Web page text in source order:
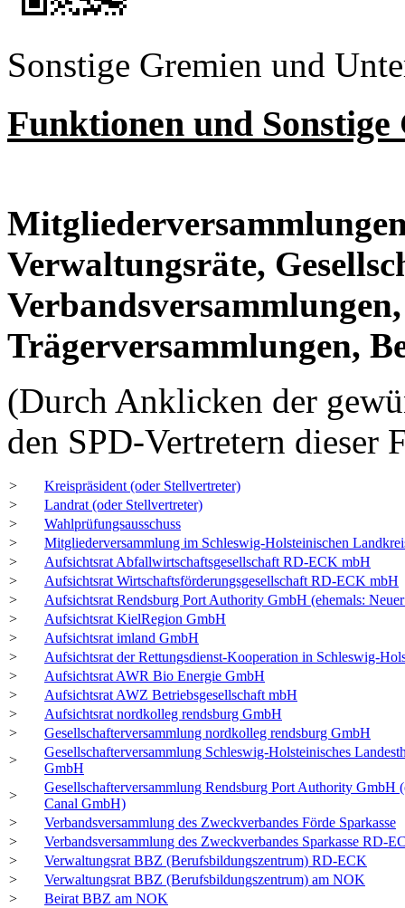
Sonstige Gremien und
Funktionen und Sonstige
Verwaltungsräte,
Trägerversammlungen,
(Durch Anklicken der
den SPD-Vertretern dieser
>
Kreispräsident (oder Stellvertreter)
>
Landrat (oder Stellvertreter)
>
Wahlprüfungsausschuss
>
Mitgliederversammlung im Schleswig-Holsteinischen
>
Aufsichtsrat Abfallwirtschaftsgesellschaft RD-ECK mbH
>
Aufsichtsrat Wirtschaftsförderungsgesellschaft RD-ECK mbH
>
Aufsichtsrat Rendsburg Port Authority GmbH (ehemals:
>
Aufsichtsrat KielRegion GmbH
>
Aufsichtsrat imland GmbH
>
Aufsichtsrat der Rettungsdienst-Kooperation in Schleswig-
>
Aufsichtsrat AWR Bio Energie GmbH
>
Aufsichtsrat AWZ Betriebsgesellschaft mbH
>
Aufsichtsrat nordkolleg rendsburg GmbH
>
Gesellschafterversammlung nordkolleg rendsburg GmbH
>
Gesellschafterversammlung Schleswig-Holsteinisches
GmbH
>
Gesellschafterversammlung Rendsburg Port Authority GmbH
Canal GmbH)
>
Verbandsversammlung des Zweckverbandes Förde Sparkasse
>
Verbandsversammlung des Zweckverbandes Sparkasse RD-
>
Verwaltungsrat BBZ (Berufsbildungszentrum) RD-ECK
>
Verwaltungsrat BBZ (Berufsbildungszentrum) am NOK
>
Beirat BBZ am NOK